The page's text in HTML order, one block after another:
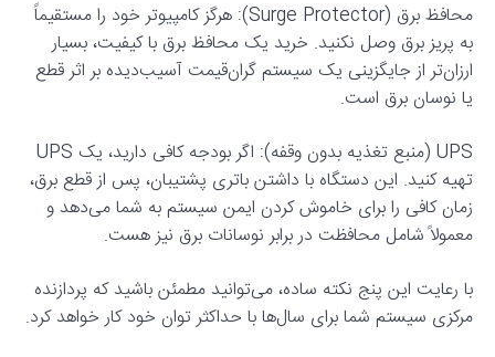
محافظ برق (Surge Protector): هرگز کامپیوتر خود را مستقیماً
به پریز برق وصل نکنید. خرید یک محافظ برق با کیفیت، بسیار
ارزان‌تر از جایگزینی یک سیستم گران‌قیمت آسیب‌دیده بر اثر قطع
یا نوسان برق است.
UPS (منبع تغذیه بدون وقفه): اگر بودجه کافی دارید، یک UPS
تهیه کنید. این دستگاه با داشتن باتری پشتیبان، پس از قطع برق،
زمان کافی را برای خاموش کردن ایمن سیستم به شما می‌دهد و
معمولاً شامل محافظت در برابر نوسانات برق نیز هست.
با رعایت این پنج نکته ساده، می‌توانید مطمئن باشید که پردازنده
مرکزی سیستم شما برای سال‌ها با حداکثر توان خود کار خواهد کرد.